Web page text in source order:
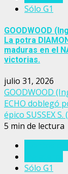
Sólo G1
GOODWOOD
La potra
maduras en el
victorias.
julio 31, 2026
GOODWOOD
ECHO doblegó
épico SUSSEX S.
5 min de lectura
Sólo G1